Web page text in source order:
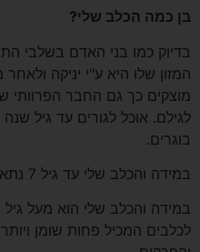
בן כמה הכלב שלי?
בדיוק כמו בני האדם בשלבי
המזון שלו היא ע"י יניקה
מוצקים כך גם החבר הפרוותי
לגילם. אוכל לגורים עד גיל
בוגרים.
במידה והכלב שלי עד גיל 7 נתאים את האוכל לפי גילו ,
לכלבים המכיל פחות שומן